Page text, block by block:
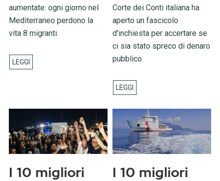
aumentate: ogni giorno nel
Mediterraneo perdono la
vita 8 migranti.
Corte dei Conti italiana ha
aperto un fascicolo
d'inchiesta per accertare se
ci sia stato spreco di denaro
pubblico.
I 10 migliori
I 10 migliori